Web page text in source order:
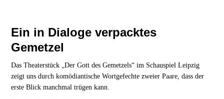
Ein in Dialoge verpacktes
Gemetzel
Das Theaterstück „Der Gott des Gemetzels“ im Schauspiel Leipzig
zeigt uns durch komödiantische Wortgefechte zweier Paare, dass der
erste Blick manchmal trügen kann.